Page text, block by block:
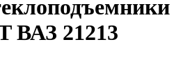
ВАЗ 21213